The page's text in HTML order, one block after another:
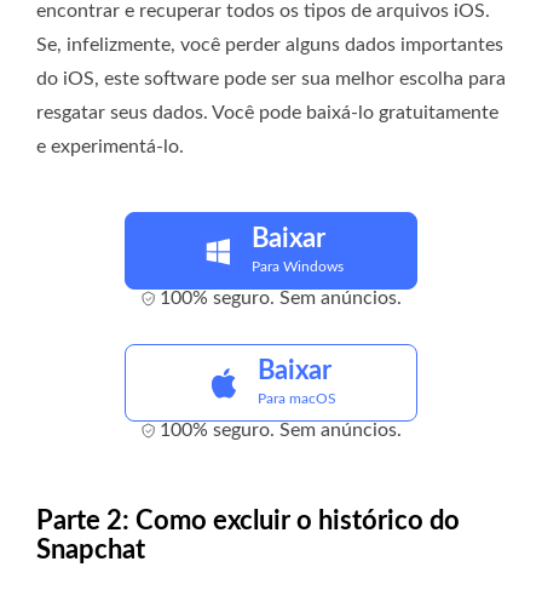
encontrar e recuperar todos os tipos de arquivos iOS.
Se, infelizmente, você perder alguns dados importantes
do iOS, este software pode ser sua melhor escolha para
resgatar seus dados. Você pode baixá-lo gratuitamente
e experimentá-lo.
Baixar
Para Windows
100% seguro. Sem anúncios.
Baixar
Para macOS
100% seguro. Sem anúncios.
Parte 2: Como excluir o histórico do
Snapchat